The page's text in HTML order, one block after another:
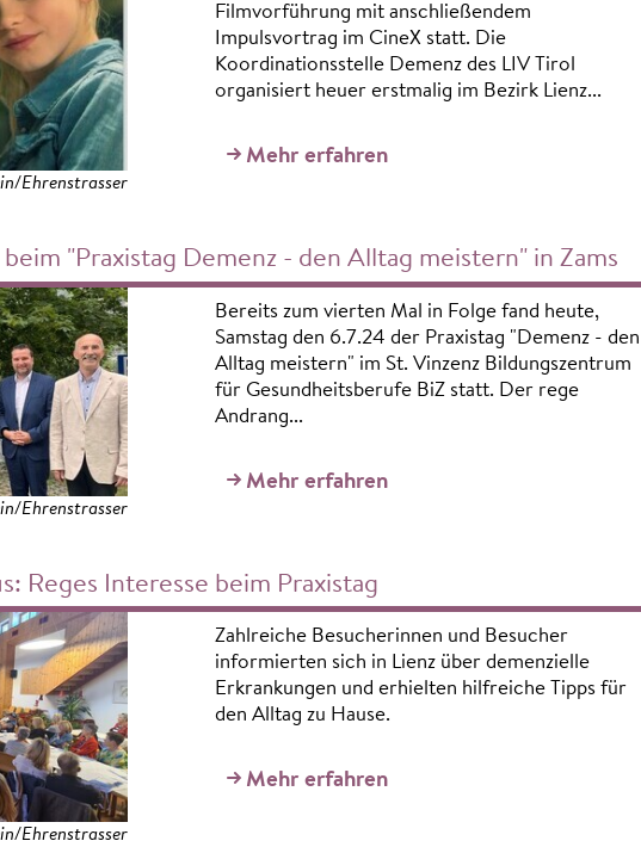
Ehrenstrasser
Filmvorführung mit anschließendem
Impulsvortrag im CineX statt. Die
Koordinationsstelle Demenz des LIV Tirol
organisiert heuer erstmalig im Bezirk Lienz...
Mehr erfahren
"Praxistag Demenz - den Alltag meistern" in Zams
Ehrenstrasser
Bereits zum vierten Mal in Folge fand heute,
Samstag den 6.7.24 der Praxistag "Demenz - den
Alltag meistern" im St. Vinzenz Bildungszentrum
für Gesundheitsberufe BiZ statt. Der rege
Andrang...
Mehr erfahren
Reges Interesse beim Praxistag
Ehrenstrasser
Zahlreiche Besucherinnen und Besucher
informierten sich in Lienz über demenzielle
Erkrankungen und erhielten hilfreiche Tipps für
den Alltag zu Hause.
Mehr erfahren